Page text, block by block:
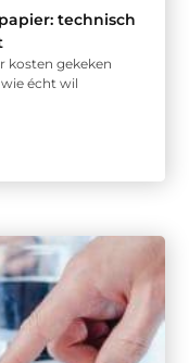
technisch
kosten gekeken
écht wil